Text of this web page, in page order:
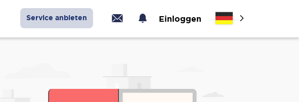
Service anbieten Einloggen